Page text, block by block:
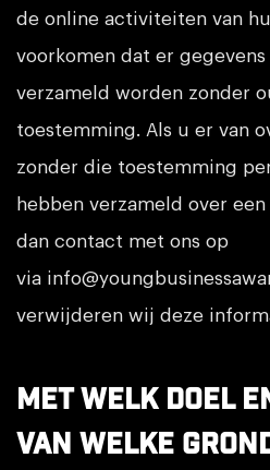
de online activiteiten van
voorkomen dat er
verzameld worden zonder
toestemming. Als u er van
zonder die toestemming
hebben verzameld over
dan contact met ons op
via
verwijderen wij deze
Met welk doel
van welke